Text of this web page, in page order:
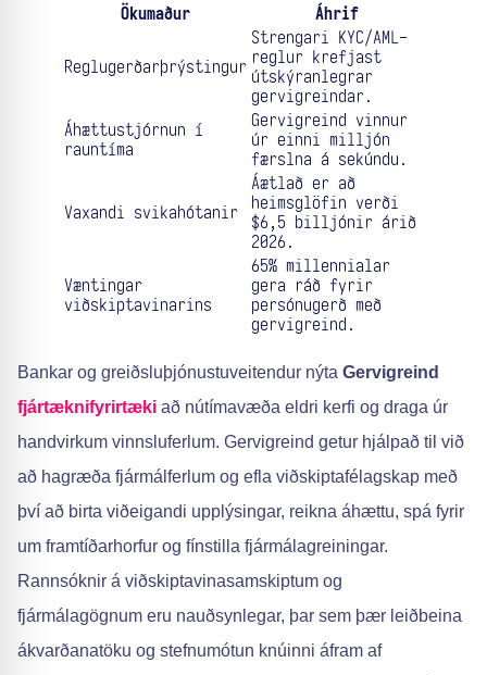
Ökumaður Áhrif
Reglugerðarþrýstingur
Strengari KYC/AML-
reglur krefjast
útskýranlegrar
gervigreindar.
Áhættustjórnun í
rauntíma
Gervigreind vinnur
úr einni milljón
færslna á sekúndu.
Vaxandi svikahótanir
Áætlað er að
heimsglöfin verði
$6,5 billjónir árið
2026.
Væntingar
viðskiptavinarins
65% millennialar
gera ráð fyrir
persónugerð með
gervigreind.
Bankar og greiðsluþjónustuveitendur nýta Gervigreind
fjártæknifyrirtæki að nútímavæða eldri kerfi og draga úr
handvirkum vinnsluferlum. Gervigreind getur hjálpað til við
að hagræða fjármálferlum og efla viðskiptafélagskap með
því að birta viðeigandi upplýsingar, reikna áhættu, spá fyrir
um framtíðarhorfur og fínstilla fjármálagreiningar.
Rannsóknir á viðskiptavinasamskiptum og
fjármálagögnum eru nauðsynlegar, þar sem þær leiðbeina
ákvarðanatöku og stefnumótun knúinni áfram af